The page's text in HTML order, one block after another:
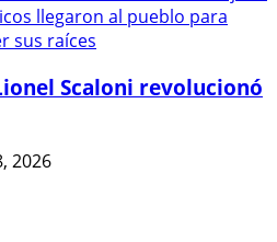
Scaloni revolucionó
2026